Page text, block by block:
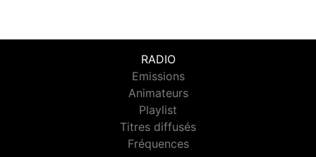
RADIO
Emissions
Animateurs
Playlist
Titres diffusés
Fréquences